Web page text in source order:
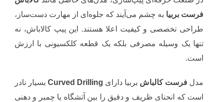
فرست بربیا به چشم می‌آیند که جلوه‌ای از مهارت دست‌ساز،
طراحی تخصصی و کیفیت اعلا هستند. این پیپ کالاباش، نه
تنها یک وسیله مصرفی بلکه یک قطعه کلکسیونی با ارزش
است.
مدل فرست کالباش بربیا دارای Curved Drilling بسیار نادر
است که انحنای ظریف و دقیق را بین آتشگاه یا چمبر و دهنی